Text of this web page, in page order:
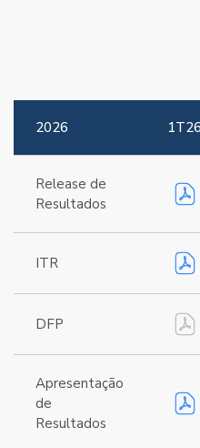
2026 1T26
Release de
Resultados
ITR
DFP
Apresentação
de
Resultados